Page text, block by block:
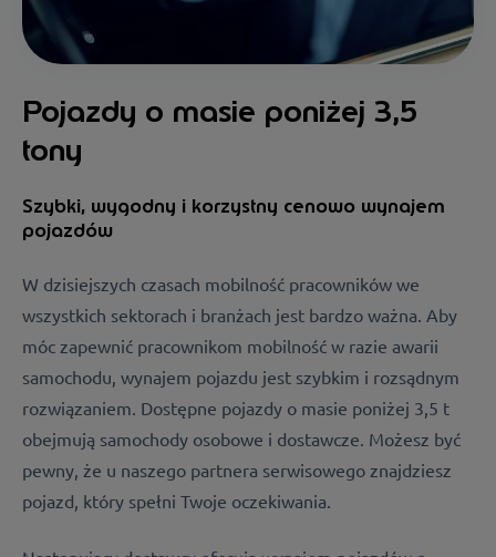
Pojazdy o masie poniżej 3,5
tony
Szybki, wygodny i korzystny cenowo wynajem
pojazdów
W dzisiejszych czasach mobilność pracowników we
wszystkich sektorach i branżach jest bardzo ważna. Aby
móc zapewnić pracownikom mobilność w razie awarii
samochodu, wynajem pojazdu jest szybkim i rozsądnym
rozwiązaniem. Dostępne pojazdy o masie poniżej 3,5 t
obejmują samochody osobowe i dostawcze. Możesz być
pewny, że u naszego partnera serwisowego znajdziesz
pojazd, który spełni Twoje oczekiwania.